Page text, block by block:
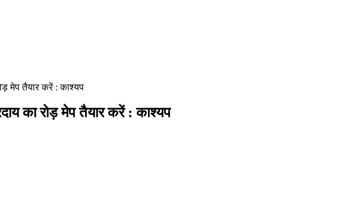
मेप तैयार करें : काश्यप
का रोड़ मेप तैयार करें : काश्यप